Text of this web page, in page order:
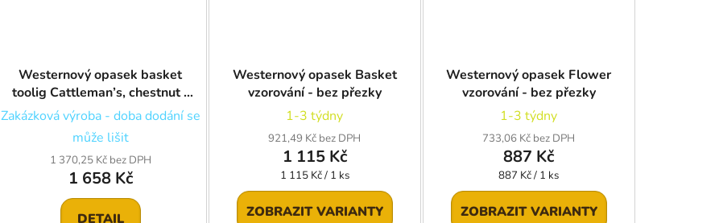
Westernový opasek basket
toolig Cattleman’s, chestnut -
bez přezky
Zakázková výroba - doba dodání se
může lišit
1 370,25 Kč bez DPH
1 658 Kč
DETAIL
Westernový opasek Basket
vzorování - bez přezky
1-3 týdny
921,49 Kč bez DPH
1 115 Kč
Měrná
cena:
1 115 Kč / 1 ks
ZOBRAZIT VARIANTY
Westernový opasek Flower
vzorování - bez přezky
1-3 týdny
733,06 Kč bez DPH
887 Kč
Měrná
cena:
887 Kč / 1 ks
ZOBRAZIT VARIANTY